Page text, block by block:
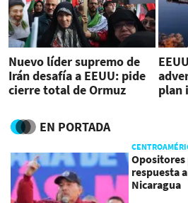
Nuevo líder supremo de
Irán desafía a EEUU: pide
cierre total de Ormuz
plan
EN PORTADA
Opositores
respuesta
Nicaragua